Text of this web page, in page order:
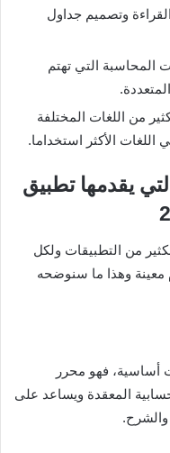
وتصميم جداول
التي تهتم
من اللغات المختلفة
اللغات الأكثر استخداما.
يقدمها تطبيق
من التطبيقات ولكل
وهذا ما سنوضحه
أساسية، فهو محرر
المعقدة ويساعد على